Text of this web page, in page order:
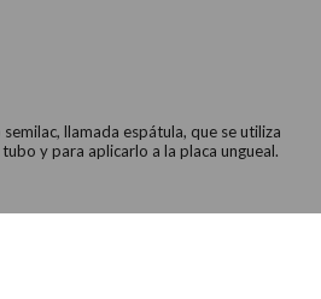
llamada espátula, que se utiliza
y para aplicarlo a la placa ungueal.